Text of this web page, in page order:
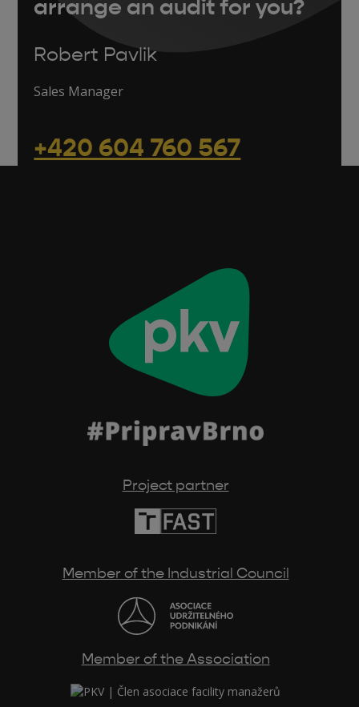
arrange an audit for you?
Robert Pavlik
Sales Manager
+420 604 760 567
Project partner
Member of the Industrial Council
Member of the Association